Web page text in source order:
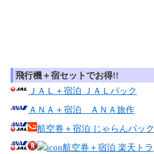
飛行機＋宿セットでお得!!
ＪＡＬ＋宿泊 ＪＡＬパック
ＡＮＡ＋宿泊 ＡＮＡ旅作
航空券＋宿泊 じゃらんパック
航空券＋宿泊 楽天トラ